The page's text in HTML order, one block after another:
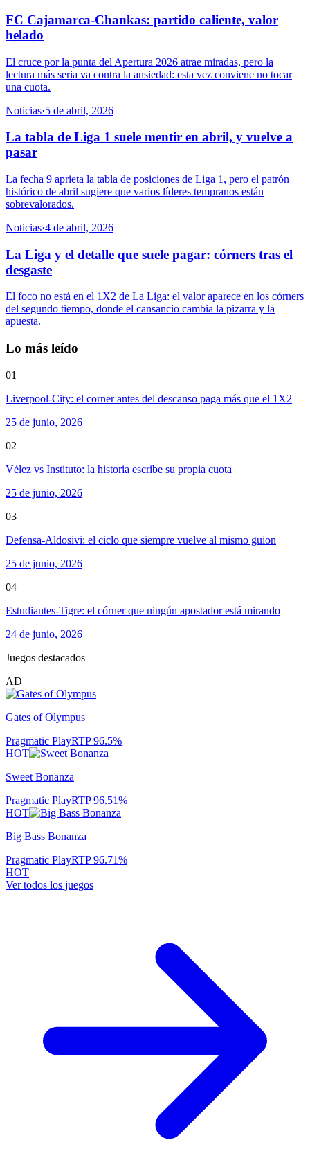
FC Cajamarca-Chankas: partido caliente, valor
helado
El cruce por la punta del Apertura 2026 atrae miradas, pero la
lectura más seria va contra la ansiedad: esta vez conviene no tocar
una cuota.
Noticias·5 de abril, 2026
La tabla de Liga 1 suele mentir en abril, y vuelve a
pasar
La fecha 9 aprieta la tabla de posiciones de Liga 1, pero el patrón
histórico de abril sugiere que varios líderes tempranos están
sobrevalorados.
Noticias·4 de abril, 2026
La Liga y el detalle que suele pagar: córners tras el
desgaste
El foco no está en el 1X2 de La Liga: el valor aparece en los córners
del segundo tiempo, donde el cansancio cambia la pizarra y la
apuesta.
Lo más leído
01
Liverpool-City: el corner antes del descanso paga más que el 1X2
25 de junio, 2026
02
Vélez vs Instituto: la historia escribe su propia cuota
25 de junio, 2026
03
Defensa-Aldosivi: el ciclo que siempre vuelve al mismo guion
25 de junio, 2026
04
Estudiantes-Tigre: el córner que ningún apostador está mirando
24 de junio, 2026
Juegos destacados
AD
Gates of Olympus
Pragmatic PlayRTP96.5%
HOT
Sweet Bonanza
Pragmatic PlayRTP96.51%
HOT
Big Bass Bonanza
Pragmatic PlayRTP96.71%
HOT
Ver todos los juegos